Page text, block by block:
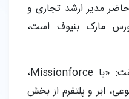
مدیر ارشد تجاری و
مارک بنیوف است،
کالینز در بیانیه مطبوعاتی گفت: «با Missionforce،
ابر و پلتفرم از بخش